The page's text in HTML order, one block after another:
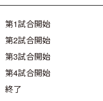
1試合開始
2試合開始
3試合開始
4試合開始
終了